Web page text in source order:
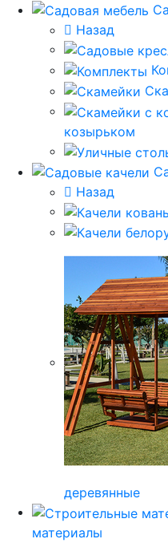
Назад
козырьком
Назад
деревянные
материалы